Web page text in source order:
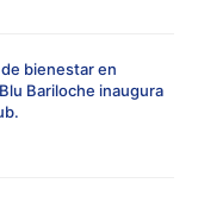
bienestar en
Bariloche inaugura